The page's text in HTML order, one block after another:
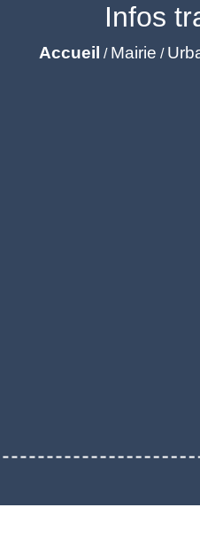
Infos
Accueil / Mairie /